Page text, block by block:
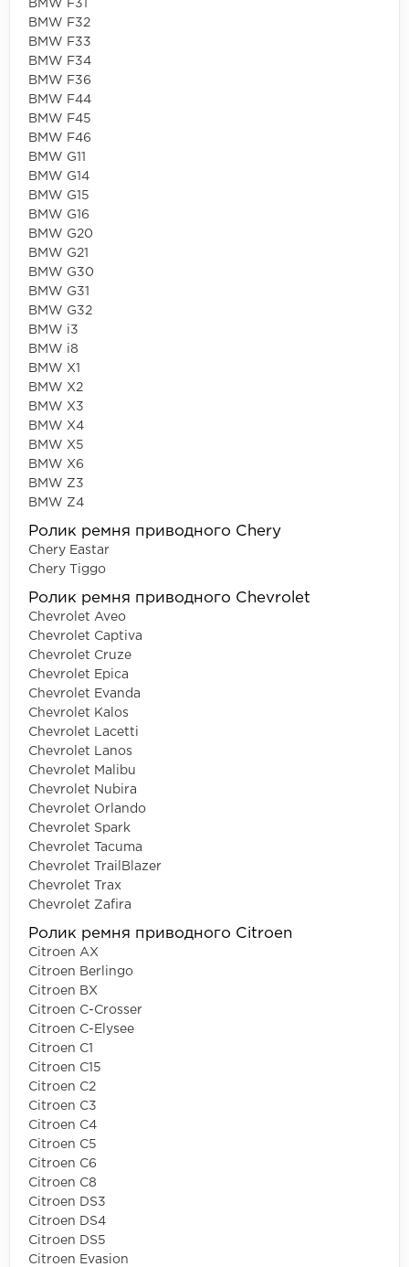
BMW F31
BMW F32
BMW F33
BMW F34
BMW F36
BMW F44
BMW F45
BMW F46
BMW G11
BMW G14
BMW G15
BMW G16
BMW G20
BMW G21
BMW G30
BMW G31
BMW G32
BMW i3
BMW i8
BMW X1
BMW X2
BMW X3
BMW X4
BMW X5
BMW X6
BMW Z3
BMW Z4
Ролик ремня приводного Chery
Chery Eastar
Chery Tiggo
Ролик ремня приводного Chevrolet
Chevrolet Aveo
Chevrolet Captiva
Chevrolet Cruze
Chevrolet Epica
Chevrolet Evanda
Chevrolet Kalos
Chevrolet Lacetti
Chevrolet Lanos
Chevrolet Malibu
Chevrolet Nubira
Chevrolet Orlando
Chevrolet Spark
Chevrolet Tacuma
Chevrolet TrailBlazer
Chevrolet Trax
Chevrolet Zafira
Ролик ремня приводного Citroen
Citroen AX
Citroen Berlingo
Citroen BX
Citroen C-Crosser
Citroen C-Elysee
Citroen C1
Citroen C15
Citroen C2
Citroen C3
Citroen C4
Citroen C5
Citroen C6
Citroen C8
Citroen DS3
Citroen DS4
Citroen DS5
Citroen Evasion